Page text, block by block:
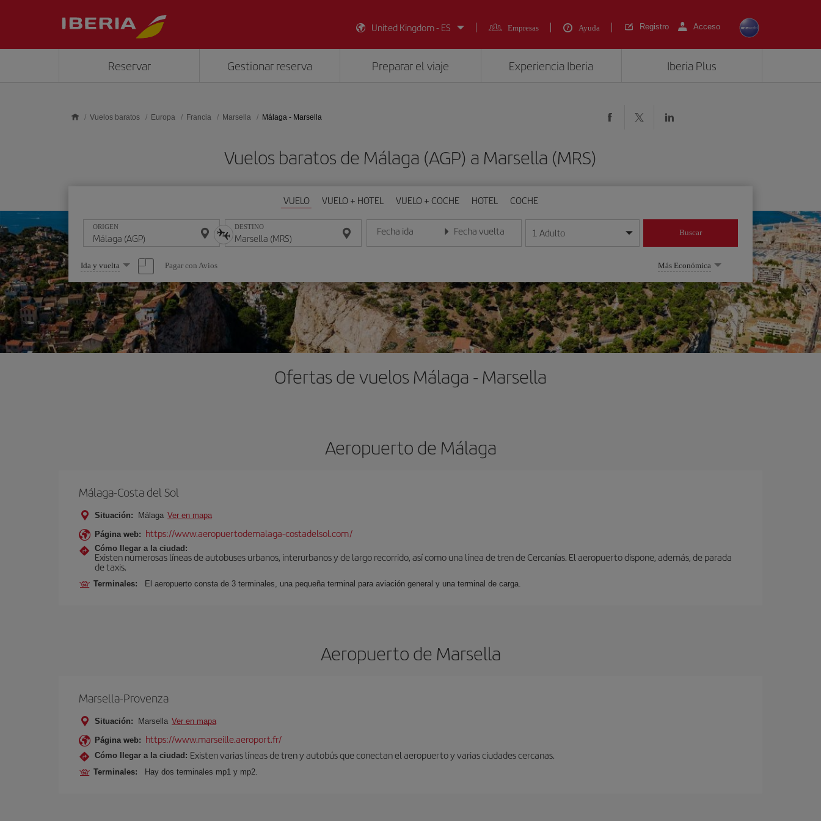
United Kingdom - ES
Empresas Ayuda Registro Acceso
Reservar Gestionar reserva Preparar el viaje Experiencia Iberia Iberia Plus
Vuelos baratos Europa Francia Marsella Málaga - Marsella
Vuelos baratos de Málaga (AGP) a Marsella (MRS)
VUELO VUELO + HOTEL VUELO + COCHE HOTEL COCHE
ORIGEN DESTINO Fecha ida
Introduce la fecha en formato día/mes/año
Fecha vuelta
Introduce la fecha en formato día/mes/año
1 Adulto Buscar
Seleccione
una
opción
Ida y vuelta Pagar con Avios Más Económica
Ofertas de vuelos Málaga - Marsella
Aeropuerto de Málaga
Málaga-Costa del Sol
Situación: Málaga Ver en mapa
Página web: https://www.aeropuertodemalaga-costadelsol.com/
Cómo llegar a la ciudad:
Existen numerosas líneas de autobuses urbanos, interurbanos y de largo recorrido, así como una línea de tren de Cercanías. El aeropuerto dispone, además, de parada
de taxis.
Terminales: El aeropuerto consta de 3 terminales, una pequeña terminal para aviación general y una terminal de carga.
Aeropuerto de Marsella
Marsella-Provenza
Situación: Marsella Ver en mapa
Página web: https://www.marseille.aeroport.fr/
Cómo llegar a la ciudad: Existen varias líneas de tren y autobús que conectan el aeropuerto y varias ciudades cercanas.
Terminales: Hay dos terminales mp1 y mp2.